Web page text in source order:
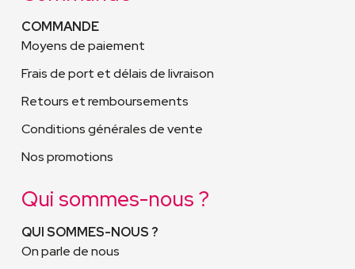
COMMANDE
Conditions générales de vente
Moyens de paiement
Frais de port et délais de livraison
Retours et remboursements
Nos promotions
Qui sommes-nous ?
QUI SOMMES-NOUS ?
On parle de nous